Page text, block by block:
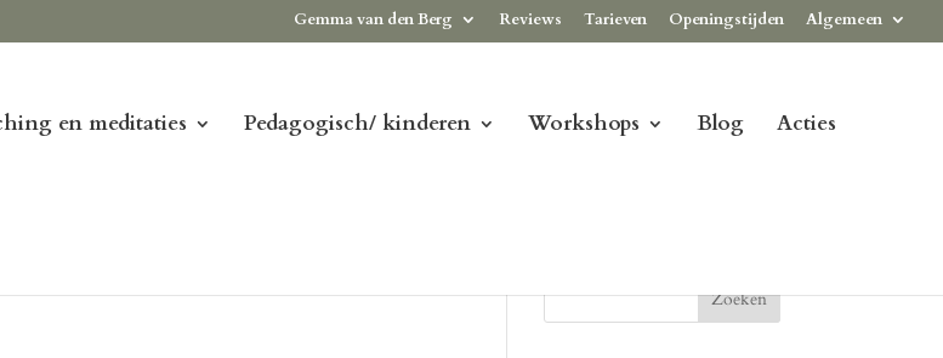
Gemma van den Berg Reviews Tarieven Openingstijden Algemeen
en meditaties Pedagogisch/ kinderen Workshops Blog Acties
Zoeken